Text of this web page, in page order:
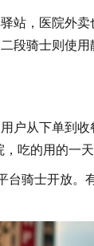
站，医院外
段骑士则使
户从下单到
吃的用的一
台骑士开放